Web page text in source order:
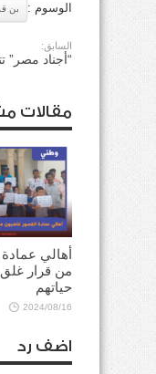
الوسوم : بن
السابق:
“أجناد مصر”
مقالات
أهالي
من قرار
حياتهم
2024/08/16
اضف رد